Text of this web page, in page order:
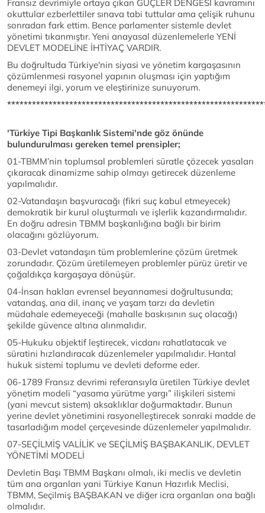
Fransız devrimiyle ortaya çıkan GÜÇLER DENGESİ kavramını
okuttular ezberlettiler sınava tabi tuttular ama çelişik ruhunu
sonradan fark ettim. Bence parlamenter sistemle devlet
yönetimi tıkanmıştır. Yeni anayasal düzenlemelerle YENİ
DEVLET MODELİNE İHTİYAÇ VARDIR.
Bu doğrultuda Türkiye'nin siyasi ve yönetim kargaşasının
çözümlenmesi rasyonel yapının oluşması için yaptığım
denemeyi ilgi, yorum ve eleştirinize sunuyorum.
'Türkiye Tipi Başkanlık Sistemi'nde göz önünde
bulundurulması gereken temel prensipler;
01-TBMM’nin toplumsal problemleri süratle çözecek yasaları
çıkaracak dinamizme sahip olmayı getirecek düzenleme
yapılmalıdır.
02-Vatandaşın başvuracağı (fikri suç kabul etmeyecek)
demokratik bir kurul oluşturmalı ve işlerlik kazandırmalıdır.
En doğru adresin TBMM başkanlığına bağlı bir birim
olacağını gözlüyorum.
03-Devlet vatandaşın tüm problemlerine çözüm üretmek
zorundadır. Çözüm üretilemeyen problemler pürüz üretir ve
çoğaldıkça kargaşaya dönüşür.
04-İnsan hakları evrensel beyannamesi doğrultusunda;
vatandaş, ana dil, inanç ve yaşam tarzı da devletin
müdahale edemeyeceği (mahalle baskısının suç olacağı)
şekilde güvence altına alınmalıdır.
05-Hukuku objektif leştirecek, vicdanı rahatlatacak ve
süratini hızlandıracak düzenlemeler yapılmalıdır. Hantal
hukuk sistemi toplumu ve devleti deforme eder.
06-1789 Fransız devrimi referansıyla üretilen Türkiye devlet
yönetim modeli “yasama yürütme yargı” ilişkileri sistemi
(yani mevcut sistem) aksaklıklar doğurmaktadır. Bunun
yerine devlet yönetimini rasyonelleştirecek sonraki madde de
tasarladığım model çerçevesinde düzenlemeler yapılmalıdır.
07-SEÇİLMİŞ VALİLİK ve SEÇİLMİŞ BAŞBAKANLIK, DEVLET
YÖNETİMİ MODELİ
Devletin Başı TBMM Başkanı olmalı, iki meclis ve devletin
tüm ana organları yani Türkiye Kanun Hazırlık Meclisi,
TBMM, Seçilmiş BAŞBAKAN ve diğer icra organları ona bağlı
olmalıdır.